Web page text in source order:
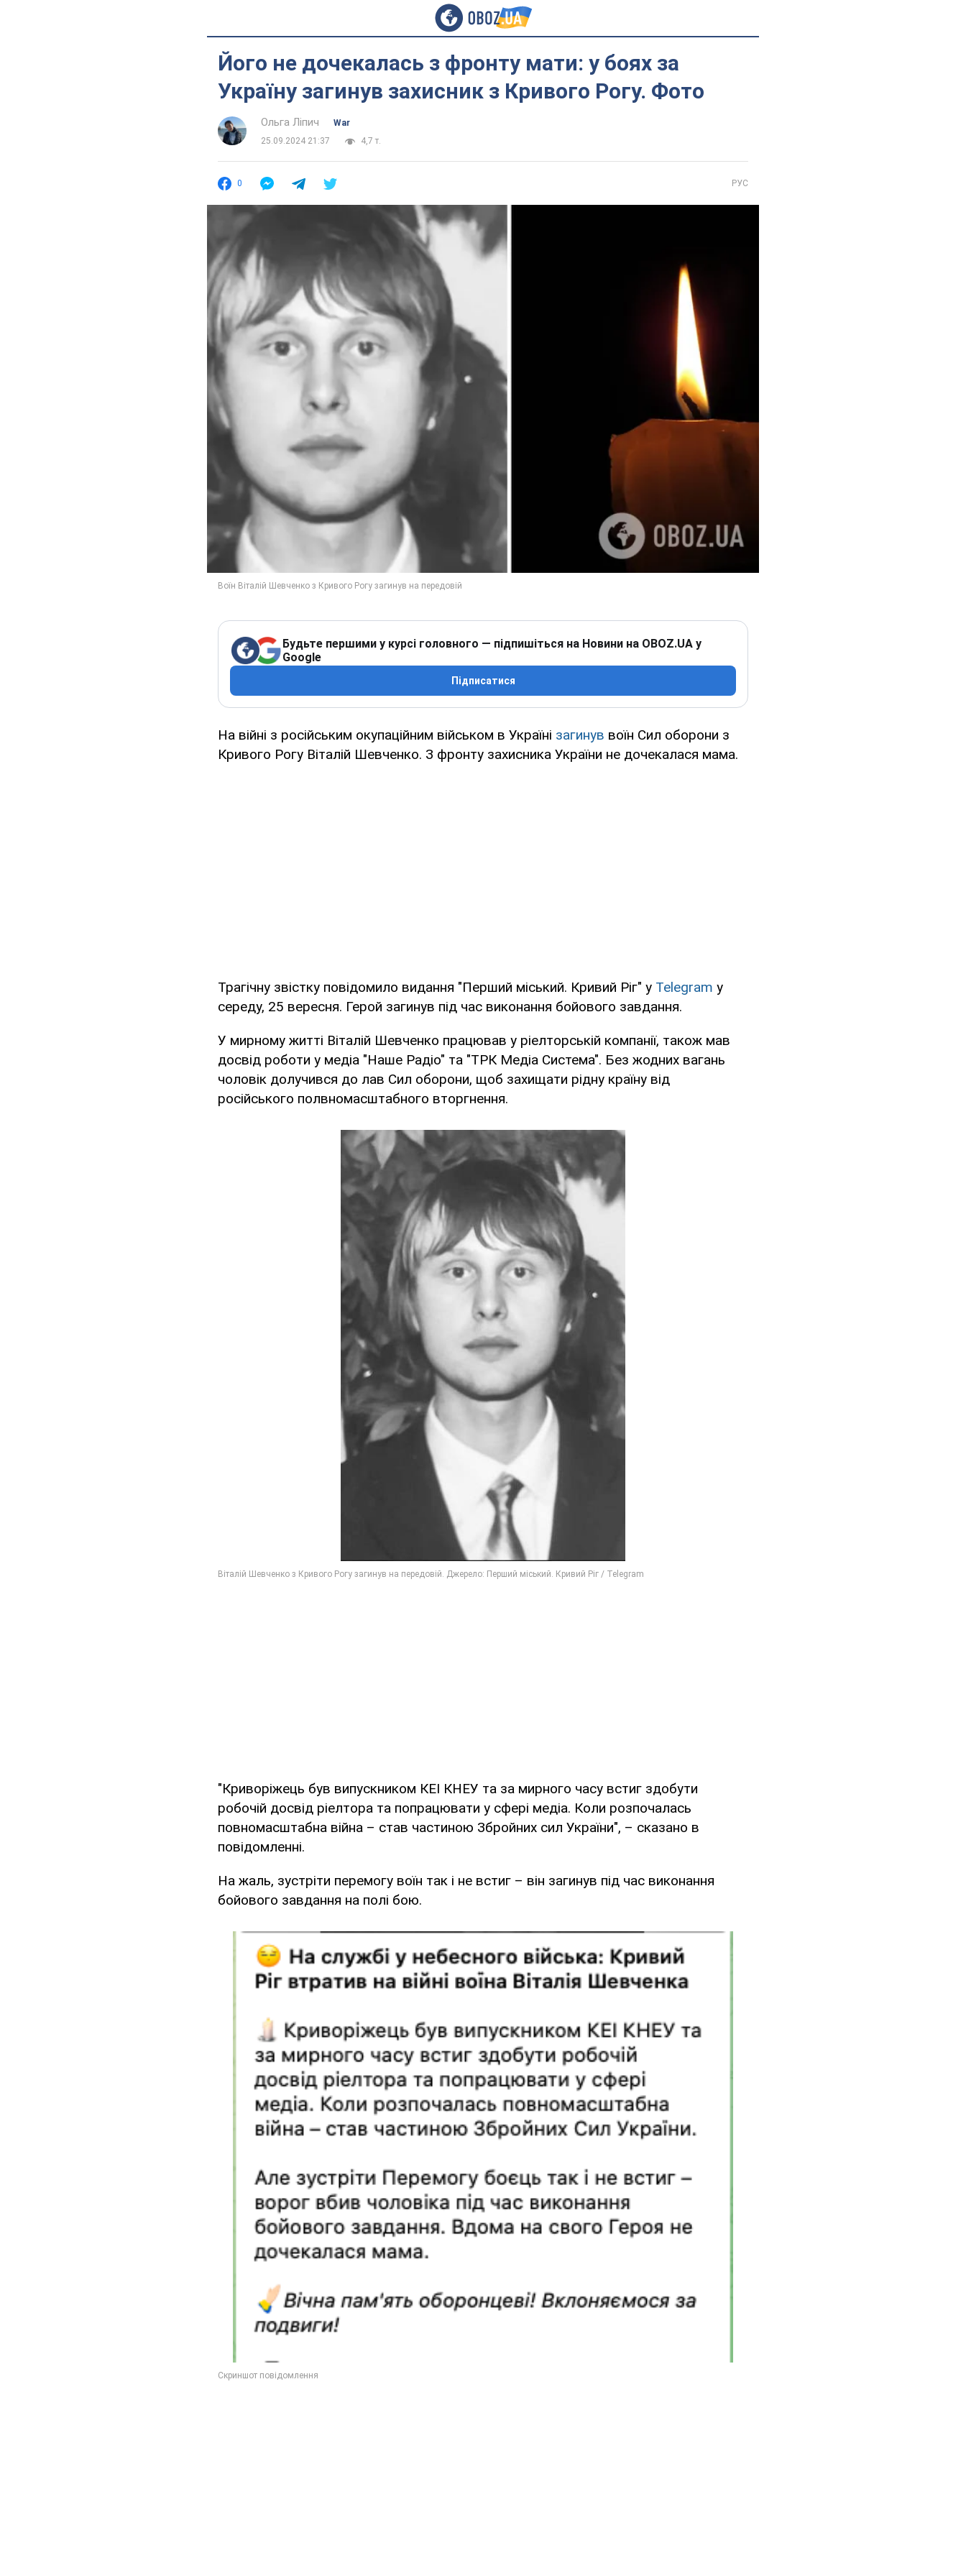
Його не дочекалась з фронту мати: у боях за
Україну загинув захисник з Кривого Рогу. Фото
Ольга Ліпич
War
25.09.2024 21:37
4,7 т.
0 РУС
Будьте першими у курсі головного — підпишіться на Новини на OBOZ.UA у
Google
Підписатися
На війні з російським окупаційним військом в Україні загинув воїн Сил оборони з
Кривого Рогу Віталій Шевченко. З фронту захисника України не дочекалася мама.
Трагічну звістку повідомило видання "Перший міський. Кривий Ріг" у Telegram у
середу, 25 вересня. Герой загинув під час виконання бойового завдання.
У мирному житті Віталій Шевченко працював у ріелторській компанії, також мав
досвід роботи у медіа "Наше Радіо" та "ТРК Медіа Система". Без жодних вагань
чоловік долучився до лав Сил оборони, щоб захищати рідну країну від
російського полвномасштабного вторгнення.
"Криворіжець був випускником КЕІ КНЕУ та за мирного часу встиг здобути
робочій досвід ріелтора та попрацювати у сфері медіа. Коли розпочалась
повномасштабна війна – став частиною Збройних сил України", – сказано в
повідомленні.
На жаль, зустріти перемогу воїн так і не встиг – він загинув під час виконання
бойового завдання на полі бою.